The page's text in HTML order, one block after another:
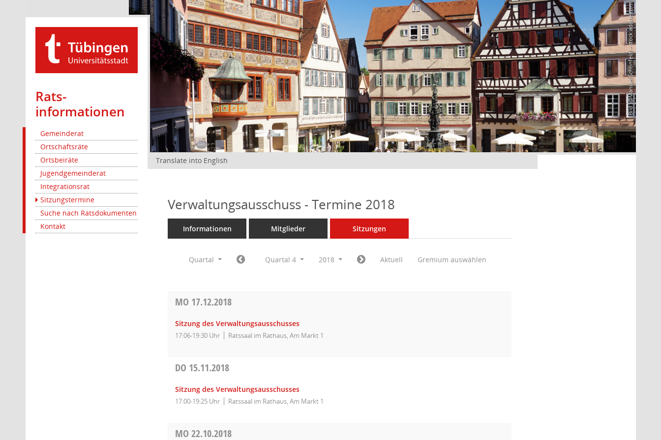
Rats­
informationen
Gemeinderat
Ortschaftsräte
Ortsbeiräte
Jugendgemeinderat
Integrationsrat
Sitzungstermine
Suche nach Ratsdokumenten
Kontakt
Bild: @Manuel Schönfeld – stock.adobe.com
Translate into English
Verwaltungsausschuss - Termine 2018
Informationen Mitglieder Sitzungen
Quartal Quartal 4 2018 Aktuell Gremium auswählen
MO 17.12.2018
Sitzung des Verwaltungsausschusses
17:06-19:30 Uhr Ratssaal im Rathaus, Am Markt 1
DO 15.11.2018
Sitzung des Verwaltungsausschusses
17:00-19:25 Uhr Ratssaal im Rathaus, Am Markt 1
MO22.10.2018